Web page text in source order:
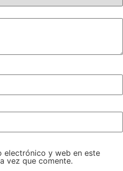
electrónico y web en este
vez que comente.